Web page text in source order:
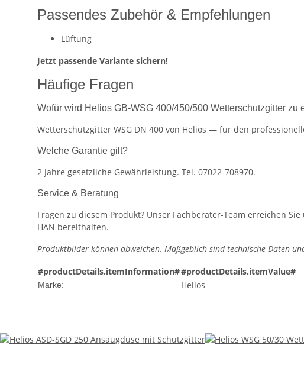
Passendes Zubehör & Empfehlungen
Lüftung
Jetzt passende Variante sichern!
Häufige Fragen
Wofür wird Helios GB-WSG 400/450/500 Wetterschutzgitter zu
Wetterschutzgitter WSG DN 400 von Helios — für den
Welche Garantie gilt?
2 Jahre gesetzliche Gewährleistung. Tel. 07022-708970.
Service & Beratung
Fragen zu diesem Produkt? Unser Fachberater-Team erreichen
HAN bereithalten.
Produktbilder können abweichen. Maßgeblich sind technische Daten
#productDetails.itemInformation##productDetails.itemValue#
Marke: Helios